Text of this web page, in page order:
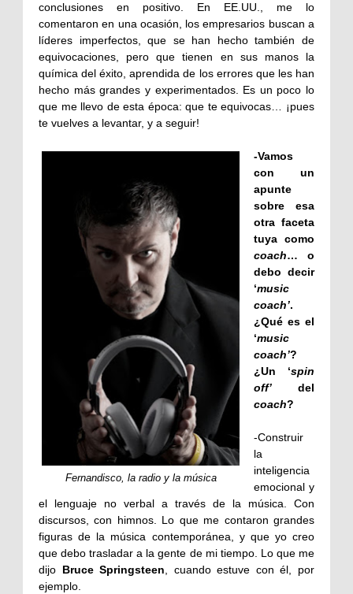
conclusiones en positivo. En EE.UU., me lo
comentaron en una ocasión, los empresarios buscan a
líderes imperfectos, que se han hecho también de
equivocaciones, pero que tienen en sus manos la
química del éxito, aprendida de los errores que les han
hecho más grandes y experimentados. Es un poco lo
que me llevo de esta época: que te equivocas… ¡pues
te vuelves a levantar, y a seguir!
Fernandisco, la radio y la música
-Vamos
con un
apunte
sobre esa
otra faceta
tuya como
coach… o
debo decir
‘music
coach’.
¿Qué es el
‘music
coach’?
¿Un ‘spin
off’ del
coach?
-Construir
la
inteligencia
emocional y
el lenguaje no verbal a través de la música. Con
discursos, con himnos. Lo que me contaron grandes
figuras de la música contemporánea, y que yo creo
que debo trasladar a la gente de mi tiempo. Lo que me
dijo Bruce Springsteen, cuando estuve con él, por
ejemplo.